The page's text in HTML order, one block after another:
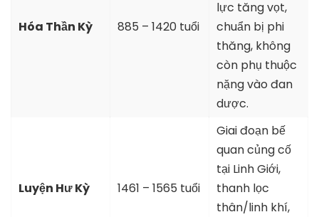
Hóa Thần Kỳ 885 – 1420 tuổi
lực tăng vọt,
chuẩn bị phi
thăng, không
còn phụ thuộc
nặng vào đan
dược.
Luyện Hư Kỳ 1461 – 1565 tuổi
Giai đoạn bế
quan củng cố
tại Linh Giới,
thanh lọc
thân/linh khí,